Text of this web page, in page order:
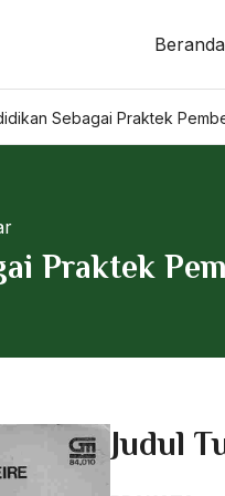
Beranda
Sebagai Praktek
Praktek
Judul